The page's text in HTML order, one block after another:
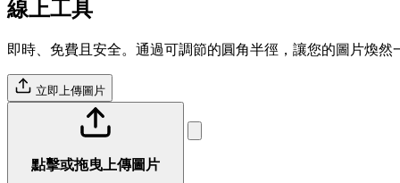
線上工具
即時、免費且安全。通過可調節的圓角半徑，讓您的圖片煥然
立即上傳圖片
點擊或拖曳上傳圖片